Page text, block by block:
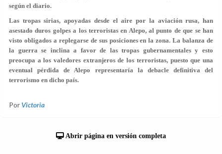
según el diario.
Las tropas sirias, apoyadas desde el aire por la aviación rusa, han
asestado duros golpes a los terroristas en Alepo, al punto de que se han
visto obligados a replegarse de sus posiciones en la zona. La balanza de
la guerra se inclina a favor de las tropas gubernamentales y esto
preocupa a los valedores extranjeros de los terroristas, puesto que una
eventual pérdida de Alepo representaría la debacle definitiva del
terrorismo en dicho país.
Por Victoria
Abrir página en versión completa